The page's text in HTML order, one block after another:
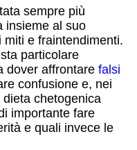
sempre più
insieme al suo
e fraintendimenti.
particolare
dover affrontare falsi
confusione e, nei
chetogenica
importante fare
e quali invece le